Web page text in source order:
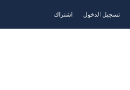
تسجيل الدخول اشتراك